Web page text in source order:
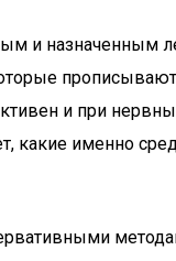
и назначенным
и при
какие именно